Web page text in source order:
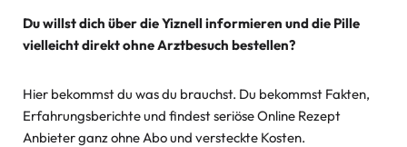
Du willst dich über die Yiznell informieren und die Pille
vielleicht direkt ohne Arztbesuch bestellen?
Hier bekommst du was du brauchst. Du bekommst Fakten,
Erfahrungsberichte und findest seriöse Online Rezept
Anbieter ganz ohne Abo und versteckte Kosten.